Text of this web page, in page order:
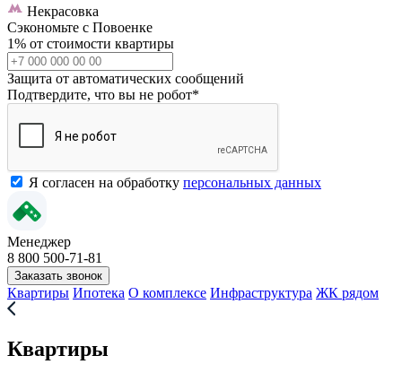
Некрасовка
Сэкономьте с Повоенке
1% от стоимости квартиры
Защита от автоматических сообщений
Подтвердите, что вы не робот*
Я согласен на обработку персональных данных
Менеджер
8 800 500-71-81
Заказать звонок
Квартиры Ипотека О комплексе Инфраструктура ЖК рядом
Квартиры